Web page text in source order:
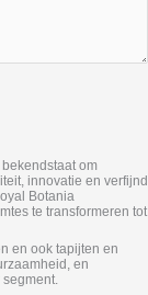
om
innovatie en verfijnd
Botania
te transformeren tot
en ook tapijten en
en